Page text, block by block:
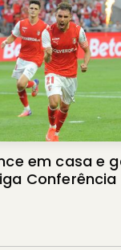
em casa e
Conferência